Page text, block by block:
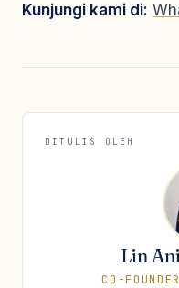
Kunjungi kami di:
DITULIS OLEH
Lin
CO-